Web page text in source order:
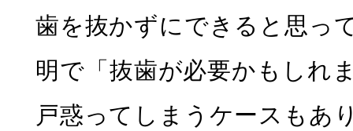
歯を抜かずにできると思っ
明で「抜歯が必要かもしれ
戸惑ってしまうケースもあ